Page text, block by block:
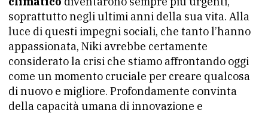
soprattutto negli ultimi anni della sua vita. Alla
luce di questi impegni sociali, che tanto l’hanno
appassionata, Niki avrebbe certamente
considerato la crisi che stiamo affrontando oggi
come un momento cruciale per creare qualcosa
di nuovo e migliore. Profondamente convinta
della capacità umana di innovazione e